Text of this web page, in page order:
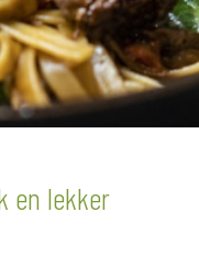
en lekker